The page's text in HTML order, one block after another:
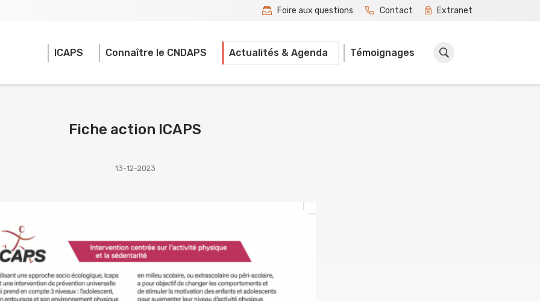
Foire aux questions Contact Extranet
ICAPS Connaître le CNDAPS Actualités & Agenda Témoignages
Fiche action ICAPS
13-12-2023